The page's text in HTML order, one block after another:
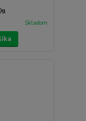
Skladom